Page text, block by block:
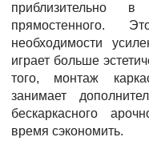
прямостенного.
необходимости
играет больше
того, монтаж
занимает
бескаркасного
время сэкономить.